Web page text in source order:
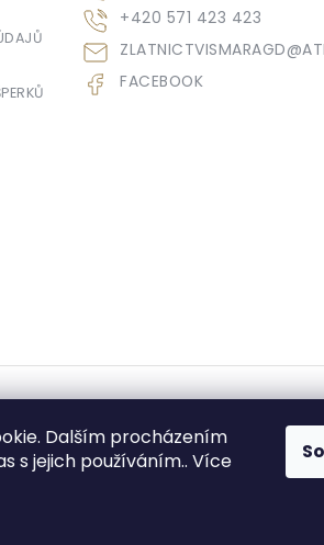
Dalším procházením
s jejich používáním.. Více
ZLATNICTVISMARAGD@
+420 571 423 423
FACEBOOK
kupujícímu účtenku. Zároveň je povinen